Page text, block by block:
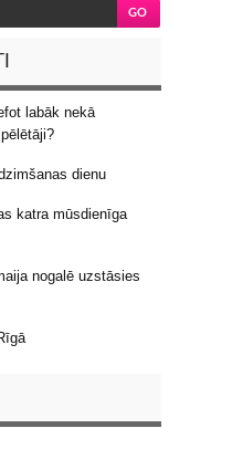
labāk nekā
dienu
katra mūsdienīga
nogalē uzstāsies